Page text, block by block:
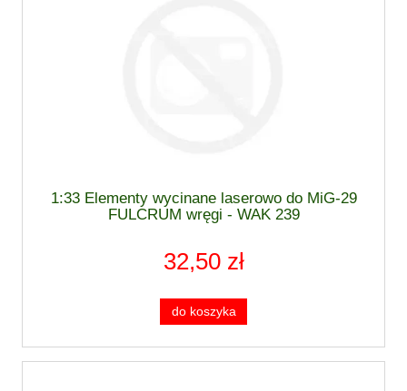
1:33 Elementy wycinane laserowo do MiG-29
FULCRUM wręgi - WAK 239
32,50 zł
do koszyka